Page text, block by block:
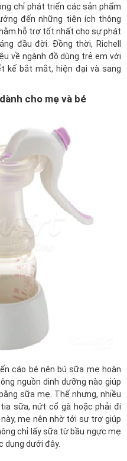
chỉ phát triển các sản phẩm
đến những tiện ích thông
hỗ trợ tốt nhất cho sự phát
đầu đời. Đồng thời, Richell
về ngành đồ dùng trẻ em với
kế bắt mắt, hiện đại và sang
cho mẹ và bé
cáo bé nên bú sữa mẹ hoàn
nguồn dinh dưỡng nào giúp
sữa mẹ. Thế nhưng, nhiều
sữa, nứt cổ gà hoặc phải đi
mẹ nên nhờ tới sự trợ giúp
chỉ lấy sữa từ bầu ngực mẹ
dụng dưới đây.